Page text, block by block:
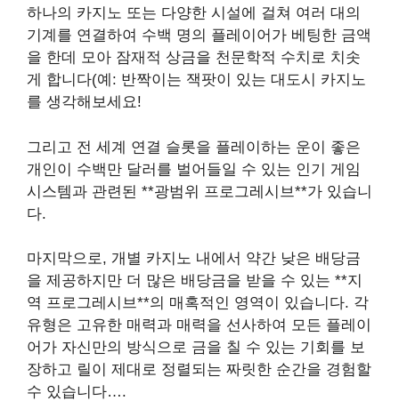
하나의 카지노 또는 다양한 시설에 걸쳐 여러 대의
기계를 연결하여 수백 명의 플레이어가 베팅한 금액
을 한데 모아 잠재적 상금을 천문학적 수치로 치솟
게 합니다(예: 반짝이는 잭팟이 있는 대도시 카지노
를 생각해보세요!
그리고 전 세계 연결 슬롯을 플레이하는 운이 좋은
개인이 수백만 달러를 벌어들일 수 있는 인기 게임
시스템과 관련된 **광범위 프로그레시브**가 있습니
다.
마지막으로, 개별 카지노 내에서 약간 낮은 배당금
을 제공하지만 더 많은 배당금을 받을 수 있는 **지
역 프로그레시브**의 매혹적인 영역이 있습니다. 각
유형은 고유한 매력과 매력을 선사하여 모든 플레이
어가 자신만의 방식으로 금을 칠 수 있는 기회를 보
장하고 릴이 제대로 정렬되는 짜릿한 순간을 경험할
수 있습니다….